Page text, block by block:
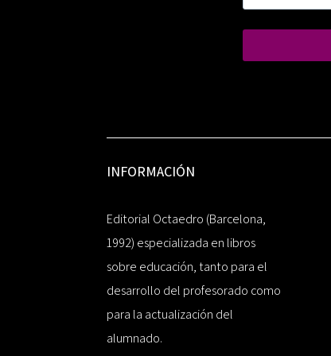
INFORMACIÓN
Editorial Octaedro (Barcelona,
1992) especializada en libros
sobre educación, tanto para el
desarrollo del profesorado como
para la actualización del
alumnado.